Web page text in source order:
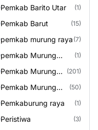
Pemkab Barito Utar (1)
Pemkab Barut (15)
pemkab murung raya (7)
pemkab Murung
(1)
Pemkab Murung
(201)
Pemkab Murung
(50)
Pemkaburung raya (1)
Peristiwa (3)